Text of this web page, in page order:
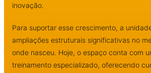
inovação.
Para suportar esse crescimento, a
ampliações estruturais significativas no
onde nasceu. Hoje, o espaço conta com
treinamento especializado, oferecendo